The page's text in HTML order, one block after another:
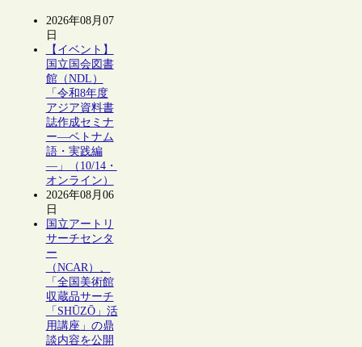
2026年08月07
日
【イベント】
国立国会図書
館（NDL）
「令和8年度
アジア資料書
誌作成セミナ
ー―ベトナム
語・実践編
―」（10/14・
オンライン）
2026年08月06
日
国立アートリ
サーチセンタ
ー
（NCAR）、
「全国美術館
収蔵品サーチ
「SHŪZŌ」活
用講座」の鼎
談内容を公開